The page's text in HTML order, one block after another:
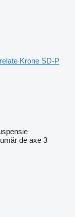
Krone SD-P
de axe 3